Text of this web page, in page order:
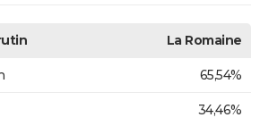
La Romaine
65,54%
34,46%